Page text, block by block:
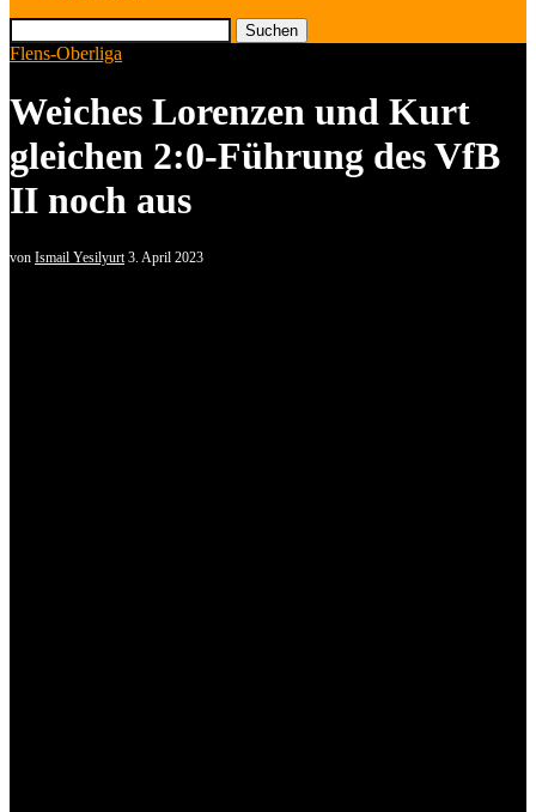
Suchen
Flens-Oberliga
Weiches Lorenzen und Kurt
gleichen 2:0-Führung des VfB
II noch aus
von Ismail Yesilyurt 3. April 2023